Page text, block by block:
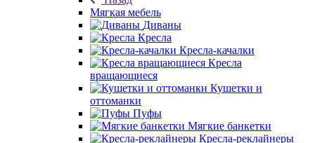
Мягкая мебель
Диваны
Кресла
Кресла-качалки
Кресла
вращающиеся
Кушетки и
оттоманки
Пуфы
Мягкие банкетки
Кресла-реклайнеры